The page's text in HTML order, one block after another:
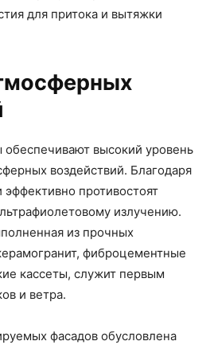
для притока и вытяжки
высокий уровень
воздействий. Благодаря
противостоят
излучению.
из прочных
фиброцементные
кассеты, служит первым
и ветра.
фасадов обусловлена